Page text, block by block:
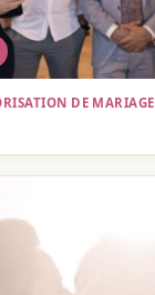
DE MARIAGE